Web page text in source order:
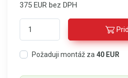
375 EUR bez DPH
Požaduji montáž za 40 EUR